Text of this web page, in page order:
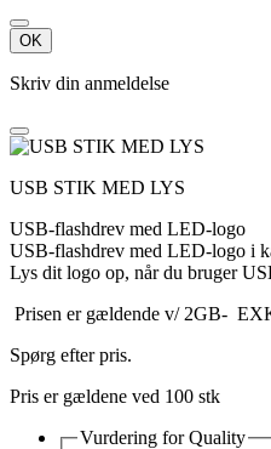
OK
Skriv din anmeldelse
USB STIK MED LYS
USB-flashdrev med LED-logo
USB-flashdrev med LED-logo i
Lys dit logo op, når du bruger
Prisen er gældende v/ 2GB-
Spørg efter pris.
Pris er gældene ved 100 stk
Vurdering forQuality